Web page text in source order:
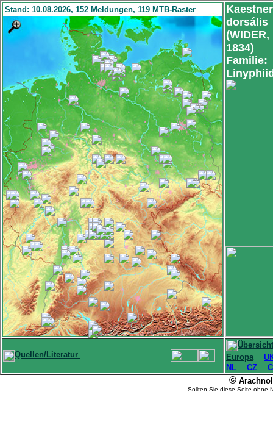
dorsális
(WIDER,
1834)
Familie:
Stand: 10.08.2026, 152 Meldungen, 119 MTB-Raster
Quellen/Literatur
Übersicht
Europa
NL
CZ
©
Sollten Sie diese Seite ohne